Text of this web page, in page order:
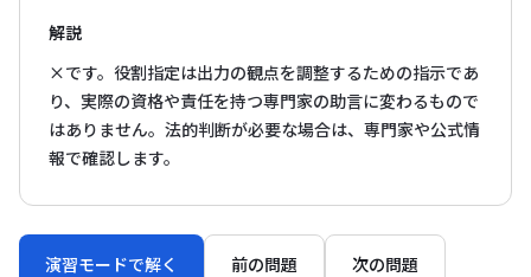
解説
×です。役割指定は出力の観点を調整するための指示であ
り、実際の資格や責任を持つ専門家の助言に変わるもので
はありません。法的判断が必要な場合は、専門家や公式情
報で確認します。
演習モードで解く 前の問題 次の問題